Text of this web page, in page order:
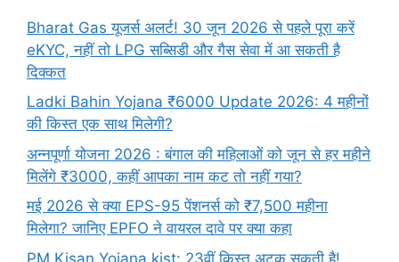
Bharat Gas यूजर्स अलर्ट! 30 जून 2026 से पहले पूरा करें
eKYC, नहीं तो LPG सब्सिडी और गैस सेवा में आ सकती है
दिक्कत
Ladki Bahin Yojana ₹6000 Update 2026: 4 महीनों
की किस्त एक साथ मिलेगी?
अन्नपूर्णा योजना 2026 : बंगाल की महिलाओं को जून से हर महीने
मिलेंगे ₹3000, कहीं आपका नाम कट तो नहीं गया?
मई 2026 से क्या EPS-95 पेंशनर्स को ₹7,500 महीना
मिलेगा? जानिए EPFO ने वायरल दावे पर क्या कहा
PM Kisan Yojana kist: 23वीं किस्त अटक सकती है!